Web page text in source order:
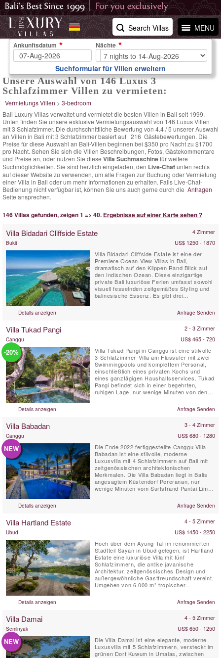
MENU
Search Villas
Unsere Auswahl von 146 Luxus 3
Schlafzimmer Villen zu vermieten:
Vermietungs Villen > 3-bedroom
Bali Luxury Villas verwaltet und vermietet die besten Villen in Bali seit 1999.
Unten finden Sie unsere exklusive Vermietungsauswahl von 146 Luxus Villen
mit 3 Schlafzimmer. Die durchschnittliche Bewertung von 4.4/5 unserer Auswahl
an Villen in Bali mit 3 Schlafzimmer basiert auf 216 Gästebewertungen. Die
Preise für diese Auswahl an Bali-Villen beginnen bei $350 pro Nachtzu $1700
pro Nacht. Sehen Sie sich die Villen Beschreibungen, Fotos, Gästekommentare
und Preise an, oder nutzen Sie diese Villa Suchmaschinefür weitere
Suchmöglichkeiten. Sie sind herzlich eingeladen, den Live-Chatunten rechts
auf dieser Website zu verwenden, um alle Fragen zur Buchung oder Vermietung
einer Villa in Bali oder um mehr Informationen zu erhalten. Falls Live-Chat-
Bedienung nicht verfügbar ist, können Sie uns auch gerne durch die Anfragen
Seite ansprechen.
146 Villas gefunden, zeigen 1 => 40. Ergebnisse auf einer Karte sehen ?
Villa Bidadari Cliffside Estate 4 Zimmer
Bukit
US$ 1250 - 1870
Villa Bidadari Cliffside Estate ist eine der
Premiere Ocean View Villas in Bali,
dramatisch auf den Klippen Rand Blick auf
den Indischen Ozean. Diese einzigartige
private Bali luxuriöse Ferien umfasst sowohl
visuell fesselnden zeitgemäßes Styling und
balinesische Essenz. Es gibt drei
und einem vierten Schlafzimmer mit Bad,
wird ein balinesischen Stil Cabana die Klippe
Details anzeigen Anfrage Senden
Villa Tukad Pangi 2 - 3 Zimmer
Canggu US$ 465 - 720
-20%
Villa Tukad Pangi in Canggu ist eine stilvolle
3-Schlafzimmer-Villa am Flussufer mit zwei
Swimmingpools und komplettem Personal,
einschließlich eines privaten Kochs und
eines ganztägigen Haushaltsservices. Tukad
Pangi befindet sich in einer begehrten,
ruhigen Lage, nur wenige Minuten von den
Stränden in Pererenan entfernt. Die
umweltfreundliche Villa Tukad Pangi ist keine
Details anzeigen Anfrage Senden
Villa Babadan 3 - 4 Zimmer
Canggu US$ 680 - 1280
NEW
Die Ende 2022 fertiggestellte Canggu Villa
Babadan ist eine stilvolle, moderne
Luxusvilla mit 4 Schlafzimmern auf Bali mit
zeitgenössischen architektonischen
Merkmalen. Die Villa Babadan liegt in Balis
angesagtem Küstendorf Pereranan, nur
wenige Minuten vom Surfstrand Pantai Lima
Innenräumen, die durch viel natürliches Licht
aufgewertet werden, befindet sich die Villa
Details anzeigen Anfrage Senden
Villa Hartland Estate 4 - 5 Zimmer
Ubud
US$ 1450 - 2250
Hoch über dem Ayung-Tal im renommierten
Stadtteil Sayan in Ubud gelegen, ist Hartland
Estate eine luxuriöse Villa mit fünf
Schlafzimmern, die antike javanische
Architektur, zeitgenössisches Design und
außergewöhnliche Gastfreundschaft vereint.
Umgeben von 6.000 m² tropischer
einen spektakulären, 26 Meter langen
Infinity-Pool mit Salzwasser, gespeist von
atemberaubenden Panoramablick über das
Details anzeigen Anfrage Senden
Villa Damai 4 - 5 Zimmer
Seminyak US$ 650 - 1250
NEW
Die Villa Damai ist eine elegante, moderne
Luxusvilla mit 5 Schlafzimmern, versteckt im
grünen Dorf Kuwum in Umalas, zwischen
Ankunftsdatum Nächte
Suchformular für Villen erweitern